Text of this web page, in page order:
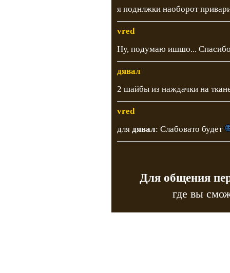
я поднлжки наоборот
vred
Ну, подумаю ишшо...
дявал
2 шайбы из наждачки на
vred
для дявал: Слабовато будет
Для общения
где вы